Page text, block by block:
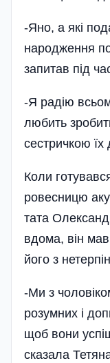
-Яно, а які
народження
запитав під
-Я радію
любить
сестричкою
Коли
ровесницю
тата
вдома, він мав
його з
-Ми з
розумних і
щоб вони
сказала